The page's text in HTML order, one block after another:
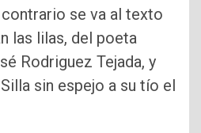
se va al texto
las lilas, del poeta
Rodriguez Tejada, y
sin espejo a su tío el